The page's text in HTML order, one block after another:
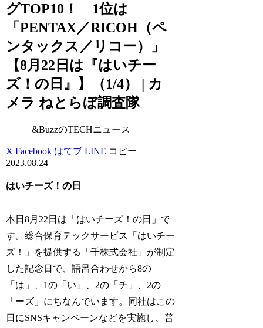
グTOP10！ 1位は
「PENTAX／RICOH（ペ
ンタックス／リコー）」
【8月22日は『はいチー
ズ！の日』】（1/4） | カ
メラ ねとらぼ調査隊
&BuzzのTECHニュース
X Facebook はてブ LINE コピー
2023.08.24
はいチーズ！の日
本日8月22日は「はいチーズ！の日」で
す。総合保育テックサービス「はいチー
ズ！」を提供する「千株式会社」が制定
した記念日で、語呂合わせから8の
「は」、1の「い」、2の「チ」、2の
「ーズ」にちなんでいます。同社はこの
日にSNSキャンペーンなどを実施し、普